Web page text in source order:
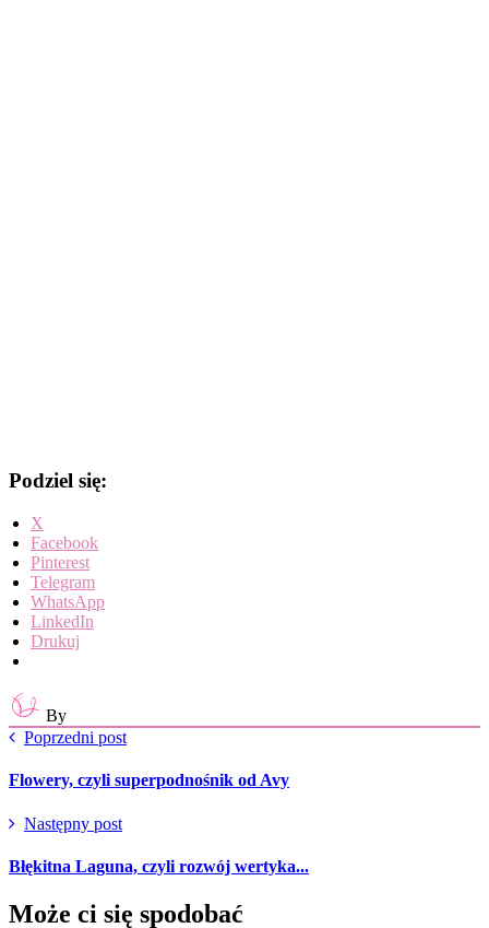
Podziel się:
X
Facebook
Pinterest
Telegram
WhatsApp
LinkedIn
Drukuj
By
Poprzedni post
Flowery, czyli superpodnośnik od Avy
Następny post
Błękitna Laguna, czyli rozwój wertyka...
Może ci się spodobać